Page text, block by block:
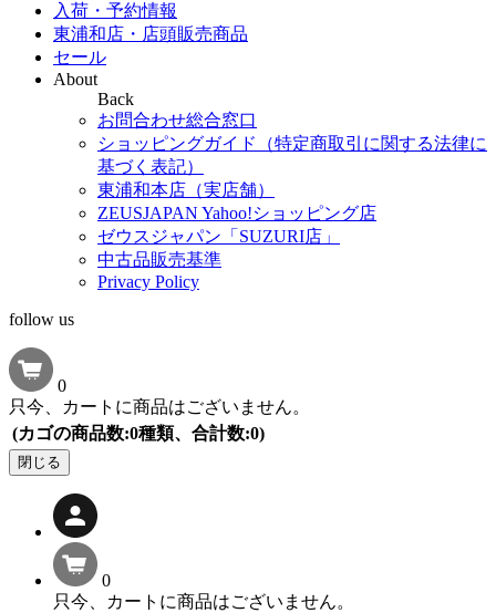
入荷・予約情報
東浦和店・店頭販売商品
セール
About
Back
お問合わせ総合窓口
ショッピングガイド（特定商取引に関する法律に
基づく表記）
東浦和本店（実店舗）
ZEUSJAPAN Yahoo!ショッピング店
ゼウスジャパン「SUZURI店」
中古品販売基準
Privacy Policy
follow us
0
只今、カートに商品はございません。
(カゴの商品数:0種類、合計数:0)
閉じる
0
只今、カートに商品はございません。